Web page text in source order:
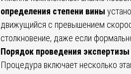
определения степени вины
движущийся с превышением
столкновение, даже если
Порядок проведения экспертизы
Процедура включает несколько